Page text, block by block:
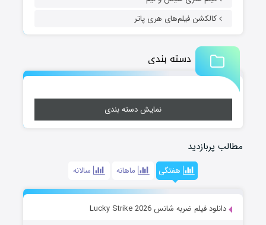
کالکشن فیلم‌های هری پاتر
دسته بندی
نمایش دسته بندی
مطالب پربازدید
هفتگی ماهانه سالانه
دانلود فیلم ضربه شانس Lucky Strike 2026